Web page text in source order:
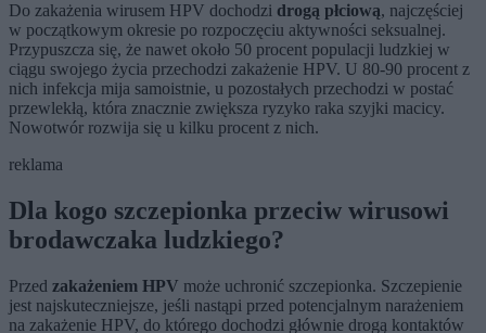
Do zakażenia wirusem HPV dochodzi drogą płciową, najczęściej
w początkowym okresie po rozpoczęciu aktywności seksualnej.
Przypuszcza się, że nawet około 50 procent populacji ludzkiej w
ciągu swojego życia przechodzi zakażenie HPV. U 80-90 procent z
nich infekcja mija samoistnie, u pozostałych przechodzi w postać
przewlekłą, która znacznie zwiększa ryzyko raka szyjki macicy.
Nowotwór rozwija się u kilku procent z nich.
reklama
Dla kogo szczepionka przeciw wirusowi
brodawczaka ludzkiego?
Przed zakażeniem HPV może uchronić szczepionka. Szczepienie
jest najskuteczniejsze, jeśli nastąpi przed potencjalnym narażeniem
na zakażenie HPV, do którego dochodzi głównie drogą kontaktów